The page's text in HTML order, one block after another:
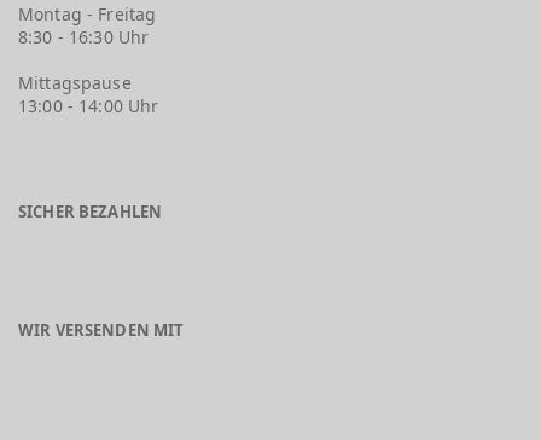
Montag - Freitag
8:30 - 16:30 Uhr
Mittagspause
13:00 - 14:00 Uhr
SICHER BEZAHLEN
WIR VERSENDEN MIT